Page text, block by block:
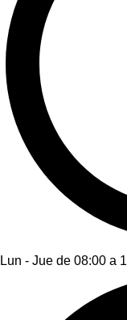
Lun - Jue de 08:00 a